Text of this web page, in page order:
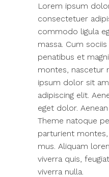
Lorem ipsum
consectetuer
commodo ligula
massa. Cum
penatibus et
montes, nascetur
ipsum dolor sit
adipiscing elit.
eget dolor.
Theme natoque
parturient
mus. Aliquam
viverra quis,
viverra nulla.